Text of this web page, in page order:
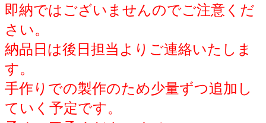
即納ではございませんのでご注意くだ
さい。
納品日は後日担当よりご連絡いたしま
す。
手作りでの製作のため少量ずつ追加し
ていく予定です。